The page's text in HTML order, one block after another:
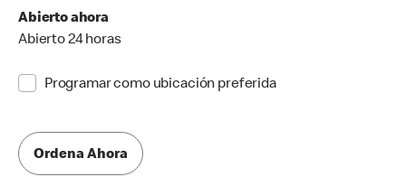
Abierto ahora
Abierto 24 horas
Programar como ubicación preferida
Ordena Ahora